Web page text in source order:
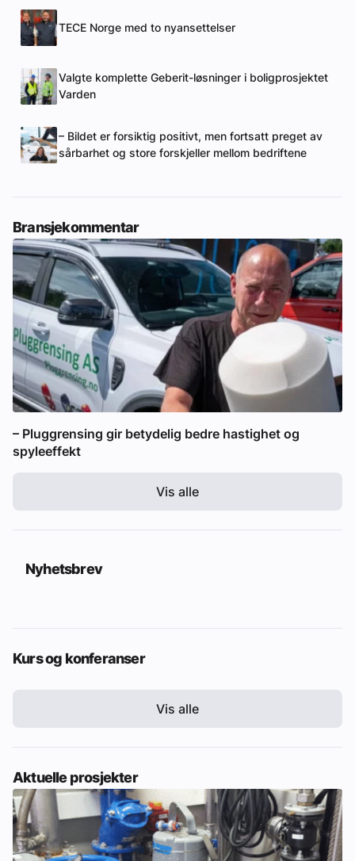
TECE Norge med to nyansettelser
Valgte komplette Geberit-løsninger i boligprosjektet
Varden
– Bildet er forsiktig positivt, men fortsatt preget av
sårbarhet og store forskjeller mellom bedriftene
Bransjekommentar
– Pluggrensing gir betydelig bedre hastighet og
spyleeffekt
Vis alle
Nyhetsbrev
Kurs og konferanser
Vis alle
Aktuelle prosjekter